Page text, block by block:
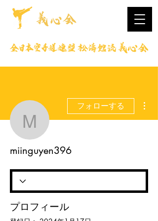
miinguyen396
フォローする
miinguyen396
プロフィール